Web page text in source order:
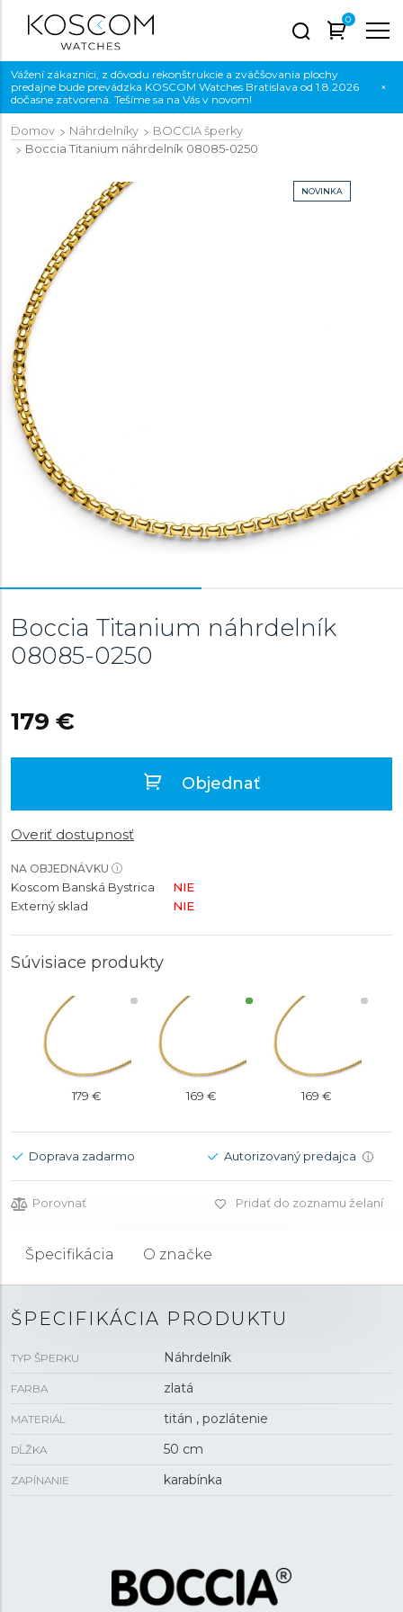
0
Vážení zákazníci, z dôvodu rekonštrukcie a zväčšovania plochy
predajne bude prevádzka KOSCOM Watches Bratislava od 1.8.2026
dočasne zatvorená. Tešíme sa na Vás v novom!
×
Domov Náhrdelníky
BOCCIA šperky
Boccia Titanium náhrdelník 08085-0250
NOVINKA
Boccia Titanium náhrdelník
08085-0250
179 €
Objednať
Overiť dostupnosť
NA OBJEDNÁVKU
Koscom Banská Bystrica
NIE
Externý sklad
NIE
Súvisiace produkty
179 € 169 € 169 €
Doprava zadarmo Autorizovaný predajca i
Porovnať Pridať do zoznamu želaní
Špecifikácia O značke
ŠPECIFIKÁCIA PRODUKTU
TYP ŠPERKU Náhrdelník
FARBA zlatá
MATERIÁL titán , pozlátenie
DĹŽKA 50 cm
ZAPÍNANIE karabínka